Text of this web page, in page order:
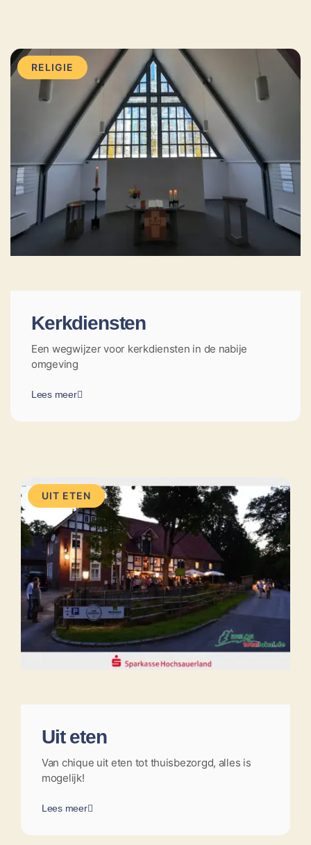
RELIGIE
Kerkdiensten
Een wegwijzer voor kerkdiensten in de nabije
omgeving
Lees meer
UIT ETEN
Uit eten
Van chique uit eten tot thuisbezorgd, alles is
mogelijk!
Lees meer